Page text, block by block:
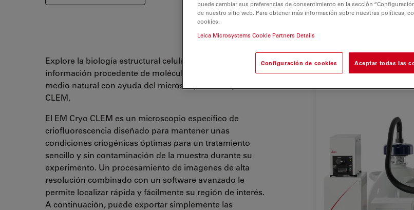
Explore la biología estructural celular accediendo a la
información procedente de moléculas dentro de su
medio natural con ayuda del microscopio EM Cryo
CLEM.
El EM Cryo CLEM es un microscopio específico de
criofluorescencia diseñado para mantener unas
condiciones criogénicas óptimas para un tratamiento
sencillo y sin contaminación de la muestra durante su
experimento. Un procesamiento de imágenes de alta
resolución combinado con un software avanzado le
permite localizar rápida y fácilmente su región de interés.
A continuación, puede exportar simplemente las
puede cambiar sus preferencias de consentimiento en la sección
de nuestro sitio web. Para obtener más información sobre nuestras políticas,
cookies.
Leica Microsystems Cookie Partners Details
Configuración de cookies Aceptar todas las